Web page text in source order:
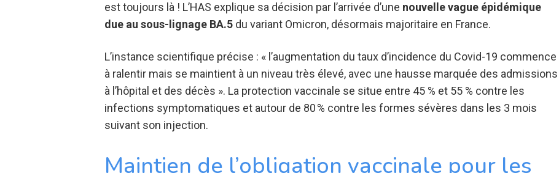
est toujours là ! L’HAS explique sa décision par l’arrivée d’une nouvelle vague épidémique
due au sous-lignage BA.5 du variant Omicron, désormais majoritaire en France.
L’instance scientifique précise : « l’augmentation du taux d’incidence du Covid-19 commence
à ralentir mais se maintient à un niveau très élevé, avec une hausse marquée des admissions
à l’hôpital et des décès ». La protection vaccinale se situe entre 45 % et 55 % contre les
infections symptomatiques et autour de 80 % contre les formes sévères dans les 3 mois
suivant son injection.
Maintien de l’obligation vaccinale pour les